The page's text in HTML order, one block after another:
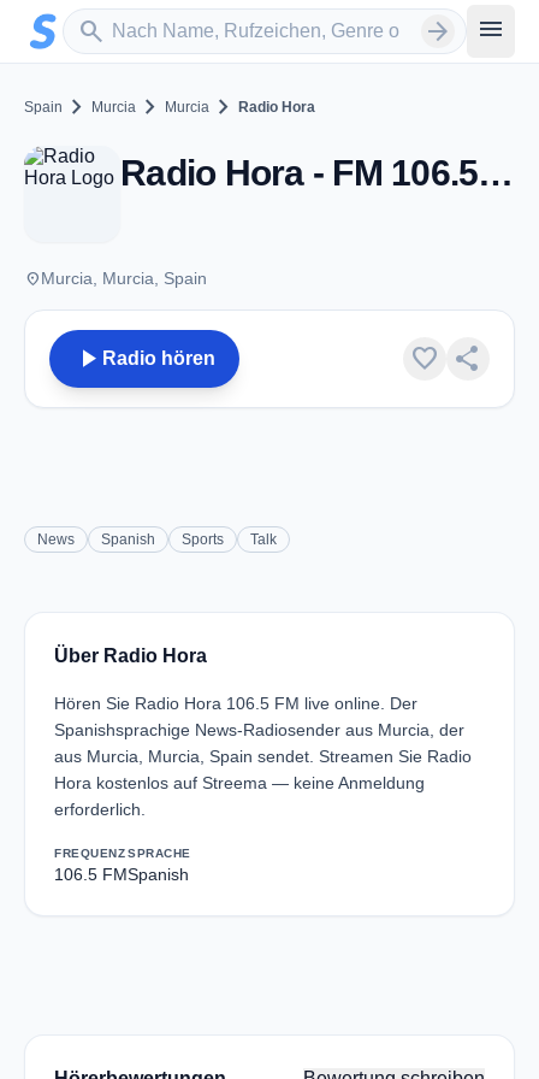
Zum Hauptinhalt springen
search
Sender suchen arrow_forward menu
Spain chevron_right Murcia chevron_right Murcia chevron_right Radio Hora
Radio Hora - FM 106.5 - Murcia
placeMurcia, Murcia, Spain
play_arrow Radio hören favorite share
News Spanish Sports Talk
Über Radio Hora
Hören Sie Radio Hora 106.5 FM live online. Der
Spanishsprachige News-Radiosender aus Murcia, der
aus Murcia, Murcia, Spain sendet. Streamen Sie Radio
Hora kostenlos auf Streema — keine Anmeldung
erforderlich.
FREQUENZ
106.5 FM
SPRACHE
Spanish